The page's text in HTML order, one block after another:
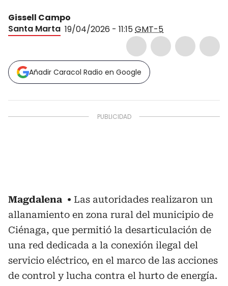
Gissell Campo
Santa Marta 19/04/2026 - 11:15GMT-5
Añadir Caracol Radio en Google
Magdalena
Las autoridades realizaron un
allanamiento en zona rural del municipio de
Ciénaga, que permitió la desarticulación de
una red dedicada a la conexión ilegal del
servicio eléctrico, en el marco de las acciones
de control y lucha contra el hurto de energía.